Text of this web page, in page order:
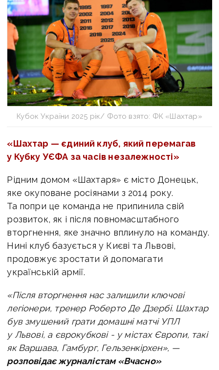
Кубок України 2025 рік/ Фото взято: ФК «Шахтар»
«Шахтар — єдиний клуб, який перемагав
у Кубку УЄФА за часів незалежності»
Рідним домом «Шахтаря» є місто Донецьк,
яке окуповане росіянами з 2014 року.
Та попри це команда не припинила свій
розвиток, як і після повномасштабного
вторгнення, яке значно вплинуло на команду.
Нині клуб базується у Києві та Львові,
продовжує зростати й допомагати
українській армії.
«Після вторгнення нас залишили ключові
легіонери, тренер Роберто Де Дзербі. Шахтар
був змушений грати домашні матчі УПЛ
у Львові, а єврокубкові - у містах Європи, такі
як Варшава, Гамбург, Гельзенкірхен», —
розповідає журналістам «Вчасно»